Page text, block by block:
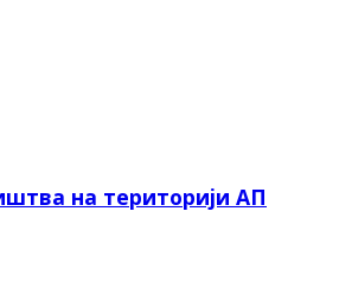
на територији АП